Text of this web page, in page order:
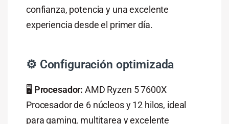
confianza, potencia y una excelente
experiencia desde el primer día.
⚙️ Configuración optimizada
🖥️ Procesador: AMD Ryzen 5 7600X
Procesador de 6 núcleos y 12 hilos, ideal
para gaming, multitarea y excelente